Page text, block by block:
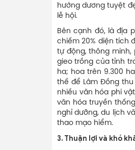
hướng dương tuyệt
lễ hội.
Bên cạnh đó, là địa
chiếm 20% diện tích
tự động, thông
gieo trồng của tỉnh
ha; hoa trên 9.300
thế để Lâm Đồng
nhiều văn hóa phi
văn hóa truyền
nghỉ dưỡng, du lịch
thao mạo hiểm.
3.Thuận lợi và khó